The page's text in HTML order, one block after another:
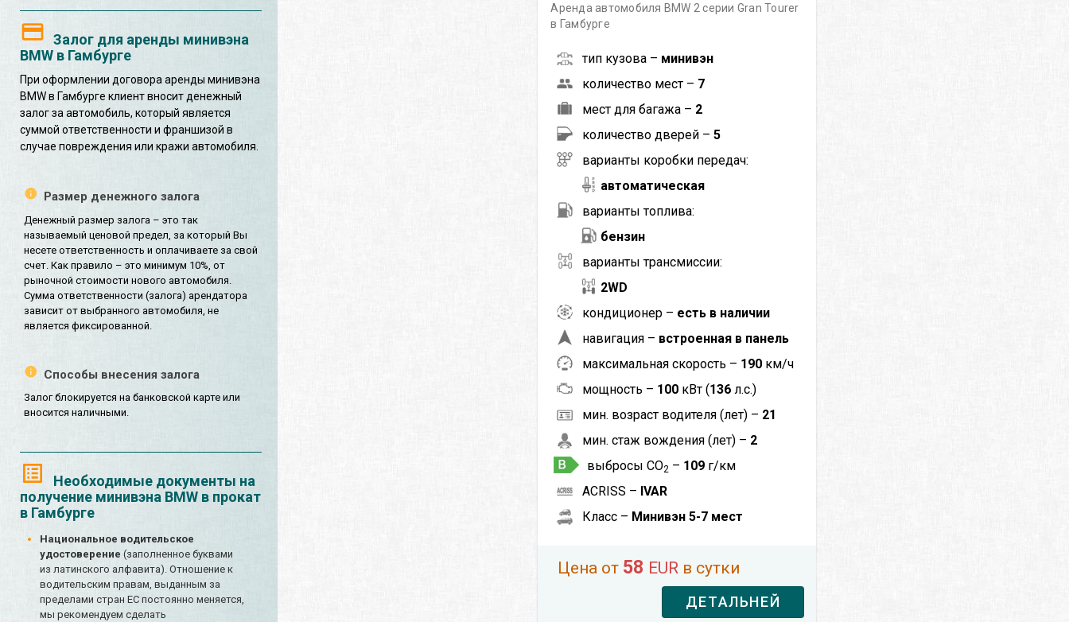
Залог для аренды минивэна
BMW в Гамбурге
При оформлении договора аренды минивэна
BMW в Гамбурге клиент вносит денежный
залог за автомобиль, который является
суммой ответственности и франшизой в
случае повреждения или кражи автомобиля.
Размер денежного залога
Денежный размер залога – это так
называемый ценовой предел, за который Вы
несете ответственность и оплачиваете за свой
счет. Как правило – это минимум 10%, от
рыночной стоимости нового автомобиля.
Сумма ответственности (залога) арендатора
зависит от выбранного автомобиля, не
является фиксированной.
Способы внесения залога
Залог блокируется на банковской карте или
вносится наличными.
Необходимые документы на
получение минивэна BMW в прокат
в Гамбурге
Национальное водительское
удостоверение (заполненное буквами
из латинского алфавита). Отношение к
водительским правам, выданным за
пределами стран ЕС постоянно меняется,
мы рекомендуем сделать
Аренда автомобиля BMW 2 серии Gran Tourer
в Гамбурге
тип кузова – минивэн
количество мест – 7
мест для багажа – 2
количество дверей –5
варианты коробки передач:
автоматическая
варианты топлива:
бензин
варианты трансмиссии:
2WD
кондиционер – есть в наличии
навигация – встроенная в панель
максимальная скорость – 190 км/ч
мощность – 100 кВт (136 л.с.)
мин. возраст водителя (лет) – 21
мин. стаж вождения (лет) – 2
выбросы CO2 – 109 г/км
ACRISS – IVAR
Класс – Минивэн 5-7 мест
Цена от 58 EUR в сутки
ДЕТАЛЬНЕЙ